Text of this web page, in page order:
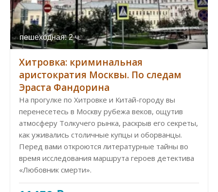
пешеходная: 2 ч.
Хитровка: криминальная
аристократия Москвы. По следам
Эраста Фандорина
На прогулке по Хитровке и Китай-городу вы
перенесетесь в Москву рубежа веков, ощутив
атмосферу Толкучего рынка, раскрыв его секреты,
как уживались столичные купцы и оборванцы.
Перед вами откроются литературные тайны во
время исследования маршрута героев детектива
«Любовник смерти».